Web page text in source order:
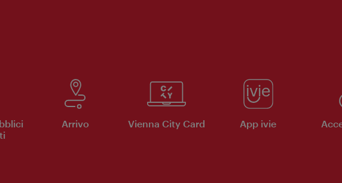
Arrivo Vienna City Card App ivie